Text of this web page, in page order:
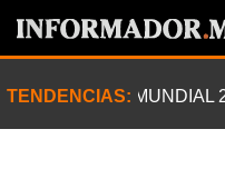
TENDENCIAS: MUNDIAL